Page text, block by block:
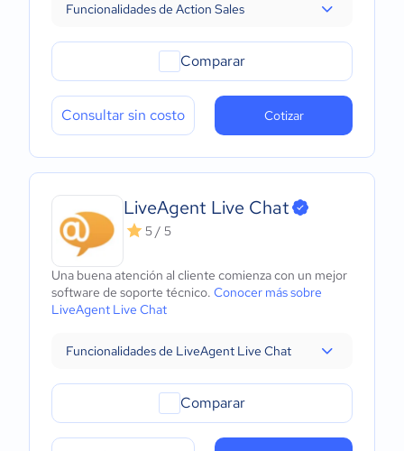
Funcionalidades de Action Sales
Comparar
Consultar sin costo Cotizar
LiveAgent Live Chat
5 / 5
Una buena atención al cliente comienza con un mejor
software de soporte técnico. Conocer más sobre
LiveAgent Live Chat
Funcionalidades de LiveAgent Live Chat
Comparar